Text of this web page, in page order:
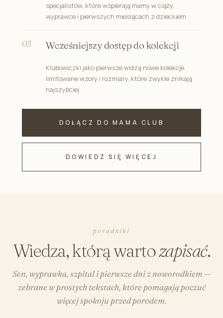
specjalistów, które wspierają mamy w ciąży,
wyprawce i pierwszych miesiącach z dzieckiem.
Wcześniejszy dostęp do kolekcji
Klubowiczki jako pierwsze widzą nowe kolekcje,
limitowane wzory i rozmiary, które zwykle znikają
najszybciej.
DOŁĄCZ DO MAMA CLUB
DOWIEDZ SIĘ WIĘCEJ
poradniki
Wiedza, którą wartozapisać.
Sen, wyprawka, szpital i pierwsze dni z noworodkiem —
zebrane w prostych tekstach, które pomagają poczuć
więcej spokoju przed porodem.